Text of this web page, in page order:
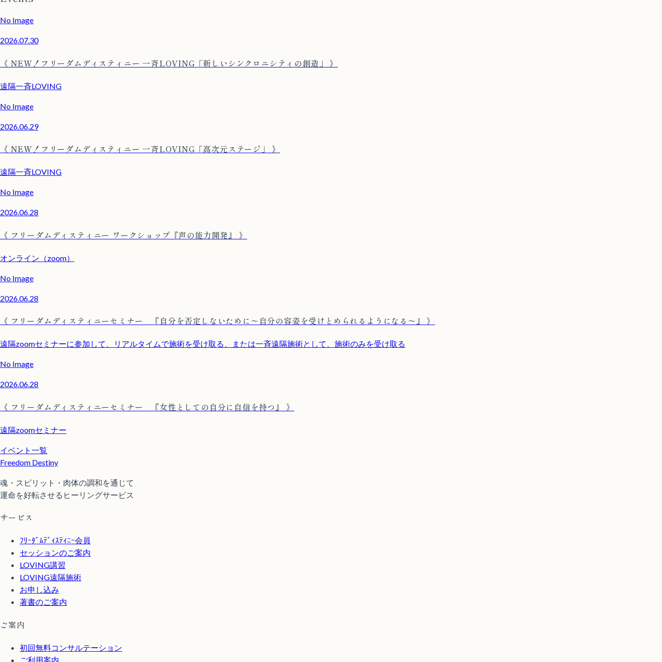
No Image
2026.07.30
《 NEW！フリーダムディスティニー 一斉LOVING「新しいシンクロニシティの創造」 》
遠隔一斉LOVING
No Image
2026.06.29
《 NEW！フリーダムディスティニー 一斉LOVING「高次元ステージ」 》
遠隔一斉LOVING
No Image
2026.06.28
《 フリーダムディスティニー ワークショップ『声の能力開発』 》
オンライン（zoom）
No Image
2026.06.28
《 フリーダムディスティニーセミナー 『自分を否定しないために〜自分の容姿を受けとめられるようになる〜』 》
遠隔zoomセミナーに参加して、リアルタイムで施術を受け取る、または一斉遠隔施術として、施術のみを受け取る
No Image
2026.06.28
《 フリーダムディスティニーセミナー 『女性としての自分に自信を持つ』 》
遠隔zoomセミナー
イベント一覧
Freedom Destiny
魂・スピリット・肉体の調和を通じて
運命を好転させるヒーリングサービス
サービス
ﾌﾘｰﾀﾞﾑﾃﾞｨｽﾃｨﾆｰ会員
セッションのご案内
LOVING講習
LOVING遠隔施術
お申し込み
著書のご案内
ご案内
初回無料コンサルテーション
ご利用案内